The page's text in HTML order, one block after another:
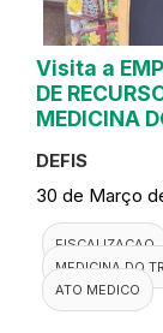
Visita a
DE
MEDICINA
DEFIS
30 de Março
FISCALIZACAO
MEDICINA DO
ATO MEDICO